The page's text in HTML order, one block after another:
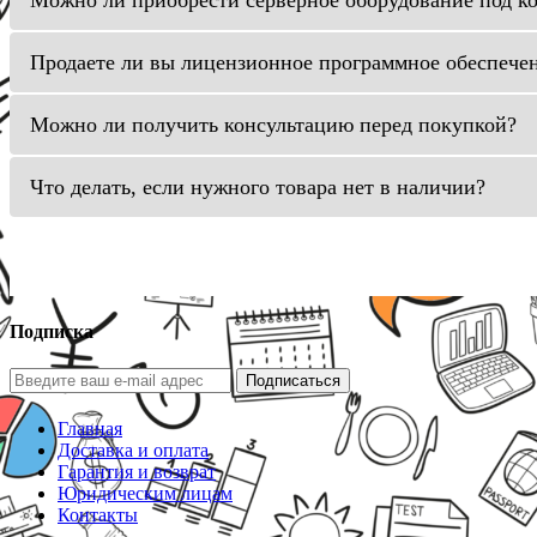
Продаете ли вы лицензионное программное
Можно ли получить консультацию перед покупкой?
Что делать, если нужного товара нет в наличии?
Подписка
Подписаться
Главная
Доставка и оплата
Гарантия и возврат
Юридическим лицам
Контакты